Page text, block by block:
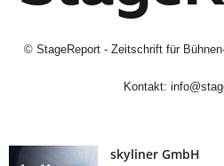
© StageReport - Zeitschrift für
Kontakt:
skyliner GmbH